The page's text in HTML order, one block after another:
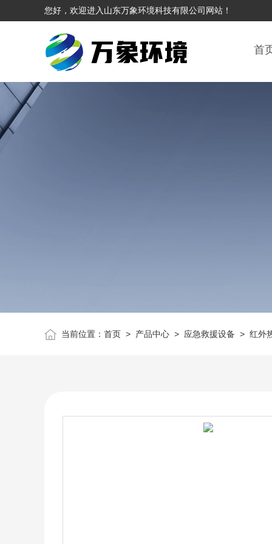
您好，欢迎进入山东万象环境科技有限公司网站！
首
当前位置： 首页> 产品中心> 应急救援设备 > 红外